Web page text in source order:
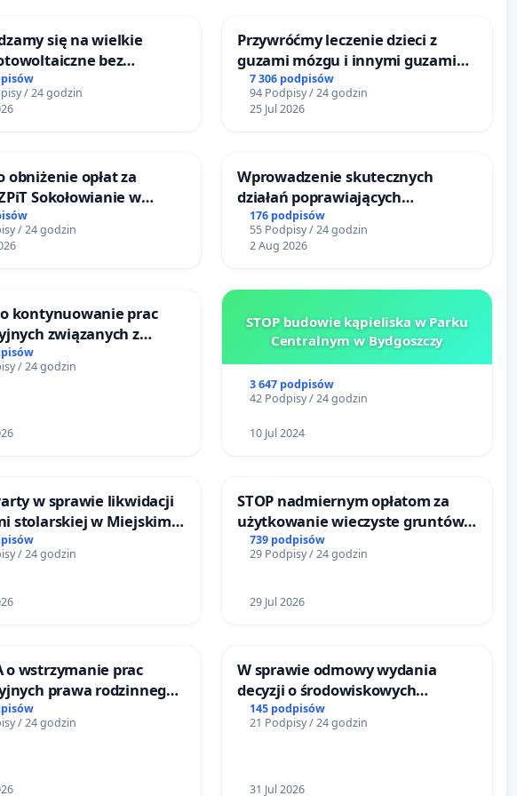
się na wielkie
bez
analiz i akceptacji
/ 24 godzin
Przywróćmy leczenie dzieci z
guzami mózgu i innymi guzami
litymi do Górnośląskiego
Centrum Zdrowia Dziecka w
Katowicach
7 306 podpisów
94 Podpisy / 24 godzin
25 Jul 2026
obniżenie opłat za
Sokołowianie w
Ośrodku Kultury
/ 24 godzin
Wprowadzenie skutecznych
działań poprawiających
bezpieczeństwo na ulicy
Żeromskiego w Otwocku
176 podpisów
55 Podpisy / 24 godzin
2 Aug 2026
kontynuowanie prac
związanych z
prawa rodzinnego
/ 24 godzin
STOP budowie kąpieliska w Parku
Centralnym w Bydgoszczy
3 647 podpisów
42 Podpisy / 24 godzin
10 Jul 2024
w sprawie likwidacji
stolarskiej w Miejskim
Miniatura w Gdańsku
/ 24 godzin
STOP nadmiernym opłatom za
użytkowanie wieczyste gruntów
zajmowanych przez rodzinne
ogrody działkowe.
739 podpisów
29 Podpisy / 24 godzin
29 Jul 2026
o wstrzymanie prac
prawa rodzinnego
ofiary przemocy
/ 24 godzin
W sprawie odmowy wydania
decyzji o środowiskowych
uwarunkowaniach dla budowy
zakładu wytwarzania biometanu
mieszkańców i Puszczy
145 podpisów
21 Podpisy / 24 godzin
31 Jul 2026